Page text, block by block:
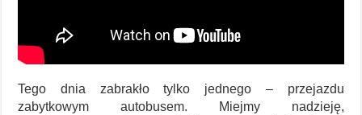
Tego dnia zabrakło tylko jednego – przejazdu
zabytkowym autobusem. Miejmy nadzieję,